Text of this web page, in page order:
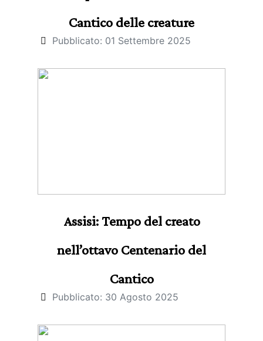
Cantico delle creature
Pubblicato: 01 Settembre 2025
Assisi: Tempo del creato
nell’ottavo Centenario del
Cantico
Pubblicato: 30 Agosto 2025